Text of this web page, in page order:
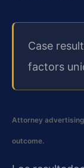
Case
factors
Attorney
outcome.